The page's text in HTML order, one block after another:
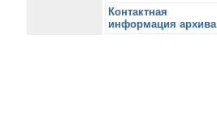
Контактная
информация архива